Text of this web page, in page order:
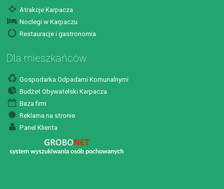
Atrakcje Karpacza
Noclegi w Karpaczu
Restauracje i gastronomia
Dla mieszkańców
Gospodarka Odpadami Komunalnymi
Budżet Obywatelski Karpacza
Baza firm
Reklama na stronie
Panel Klienta